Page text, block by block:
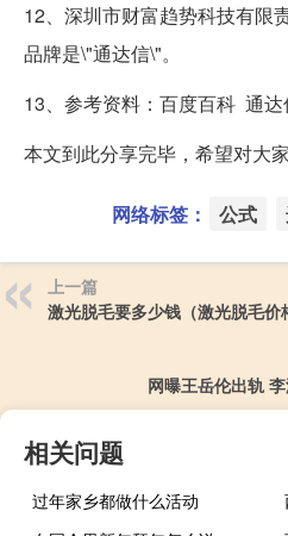
12、深圳市财富趋势科技有限
品牌是\"通达信\"。
13、参考资料：百度百科 通达
本文到此分享完毕，希望对大家
网络标签： 公式
上一篇
激光脱毛要多少钱（激光脱毛价
网曝王岳伦出轨
相关问题
过年家乡都做什么活动